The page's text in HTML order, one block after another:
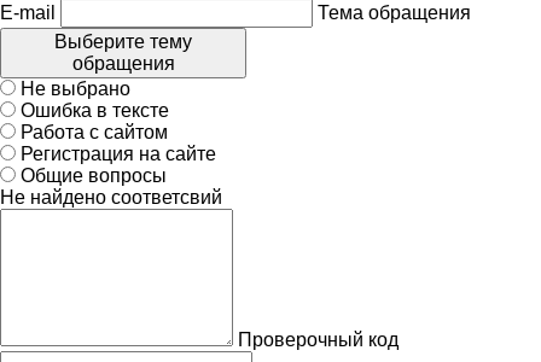
E-mail
Тема обращения
Выберите тему
обращения
Не выбрано
Ошибка в тексте
Работа с сайтом
Регистрация на сайте
Общие вопросы
Не найдено соответсвий
Проверочный код